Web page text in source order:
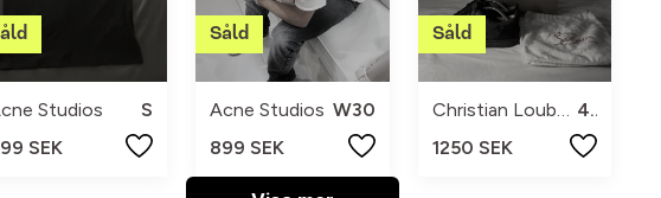
Studios
S
SEK
Acne Studios W30
899 SEK
42
1250 SEK